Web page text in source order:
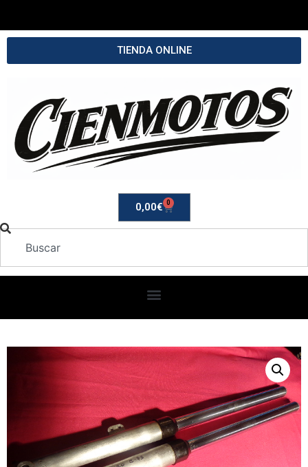
TIENDA ONLINE
0,00€ 0